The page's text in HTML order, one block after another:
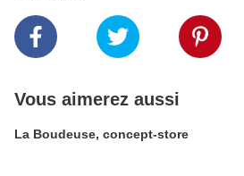
Vous aimerez aussi
La Boudeuse, concept-store